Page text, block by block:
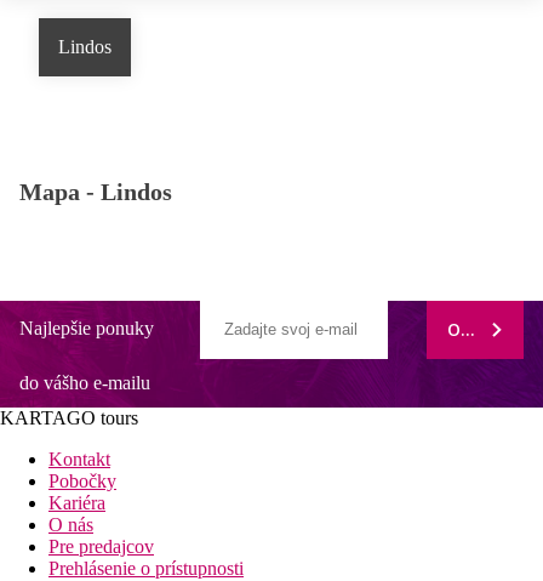
Lindos
Mapa - Lindos
Najlepšie ponuky
do vášho e-mailu
ODOBERAŤ
KARTAGO tours
Kontakt
Pobočky
Kariéra
O nás
Pre predajcov
Prehlásenie o prístupnosti